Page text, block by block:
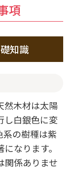
項
知識
然木材は太陽
し白銀色に変
系の樹種は紫
なります。
関係ありませ